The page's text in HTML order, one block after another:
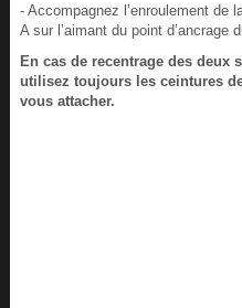
- Accompagnez l’enroulement de
A sur l’aimant du point d’ancrage
En cas de recentrage des deux
utilisez toujours les ceintures
vous attacher.